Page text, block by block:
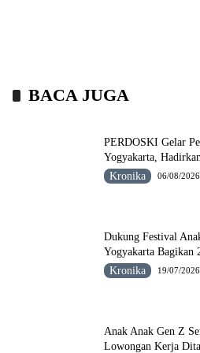
BACA JUGA
PERDOSKI Gelar
Yogyakarta,
Kronika
06/08/
Dukung Festival
Yogyakarta Bagikan
Kronika
19/07/
Anak Anak Gen Z
Lowongan Kerja